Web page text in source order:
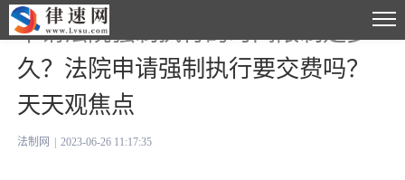
申请法院强制执行的时间限制是多
久？法院申请强制执行要交费吗？
天天观焦点
法制网 2023-06-26 11:17:35